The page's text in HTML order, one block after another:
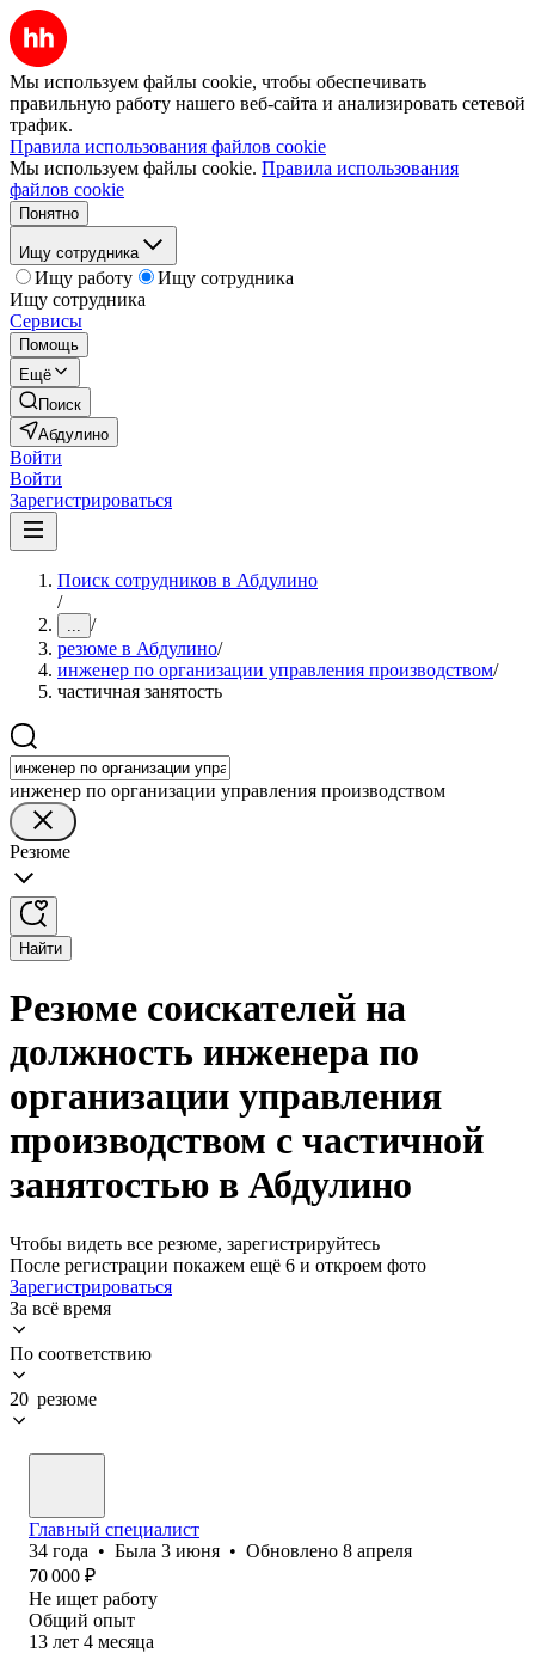
Мы используем файлы cookie, чтобы обеспечивать
правильную работу нашего веб-сайта и анализировать сетевой
трафик.
Правила использования файлов cookie
Мы используем файлы cookie. Правила использования
файлов cookie
Понятно
Ищу сотрудника
Ищу работу
Ищу сотрудника
Ищу сотрудника
Сервисы
Помощь
Ещё
Поиск
Абдулино
Войти
Войти
Зарегистрироваться
Поиск сотрудников в Абдулино
/
... /
резюме в Абдулино/
инженер по организации управления производством/
частичная занятость
инженер по организации управления производством
Резюме
Найти
Резюме соискателей на
должность инженера по
организации управления
производством с частичной
занятостью в Абдулино
Чтобы видеть все резюме, зарегистрируйтесь
После регистрации покажем ещё 6 и откроем фото
Зарегистрироваться
За всё время
По соответствию
20 резюме
Главный специалист
34 года • Была 3 июня • Обновлено 8 апреля
70 000 ₽
Не ищет работу
Общий опыт
13 лет 4 месяца